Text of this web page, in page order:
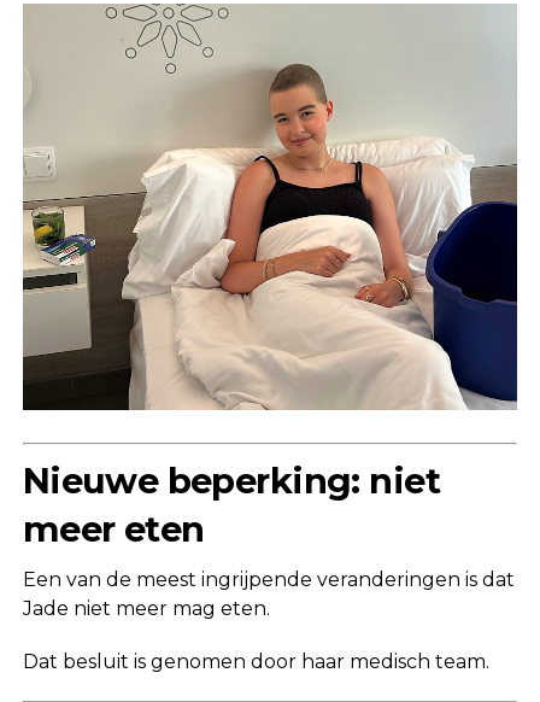
Nieuwe beperking: niet
meer eten
Een van de meest ingrijpende veranderingen is dat
Jade niet meer mag eten.
Dat besluit is genomen door haar medisch team.